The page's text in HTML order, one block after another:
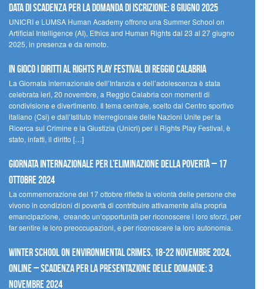
Data di scadenza per la domanda di iscrizione: 8 giugno 2025
UNICRI e LUMSA Human Academy offrono una Summer School on
Artificial Intelligence (AI), Ethics and Human Rights dal 23 al 27 giugno
2025, in presenza e da remoto.
In gioco i diritti al Rights Play Festival di Reggio Calabria
La Giornata internazionale dell’Infanzia e dell’adolescenza è stata
celebrata ieri, 20 novembre, a Reggio Calabria con momenti di
condivisione e divertimento. Il tema centrale, scelto dal Centro sportivo
italiano (Csi) e dall’Istituto Interregionale delle Nazioni Unite per la
Ricerca sul Crimine e la Giustizia (Unicri) per il Rights Play Festival, è
stato, infatti, il diritto […]
Giornata internazionale per l’eliminazione della povertà – 17
ottobre 2024
La commemorazione del 17 ottobre riflette la volontà delle persone che
vivono in condizioni di povertà di contribuire attivamente alla propria
emancipazione, creando un’opportunità per riconoscere i loro sforzi, per
far sentire le loro preoccupazioni, e per riconoscere la loro autonomia.
Winter School on Environmental Crimes, 18-22 novembre 2024,
Online – Scadenza per la presentazione delle domande: 3
novembre 2024